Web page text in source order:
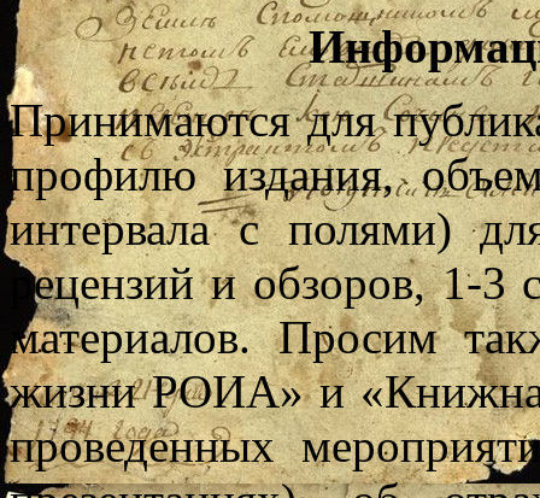
Принимаются для
профилю издания,
интервала с полями)
рецензий и обзоров, 1-
материалов. Просим
жизни РОИА» и
проведенных